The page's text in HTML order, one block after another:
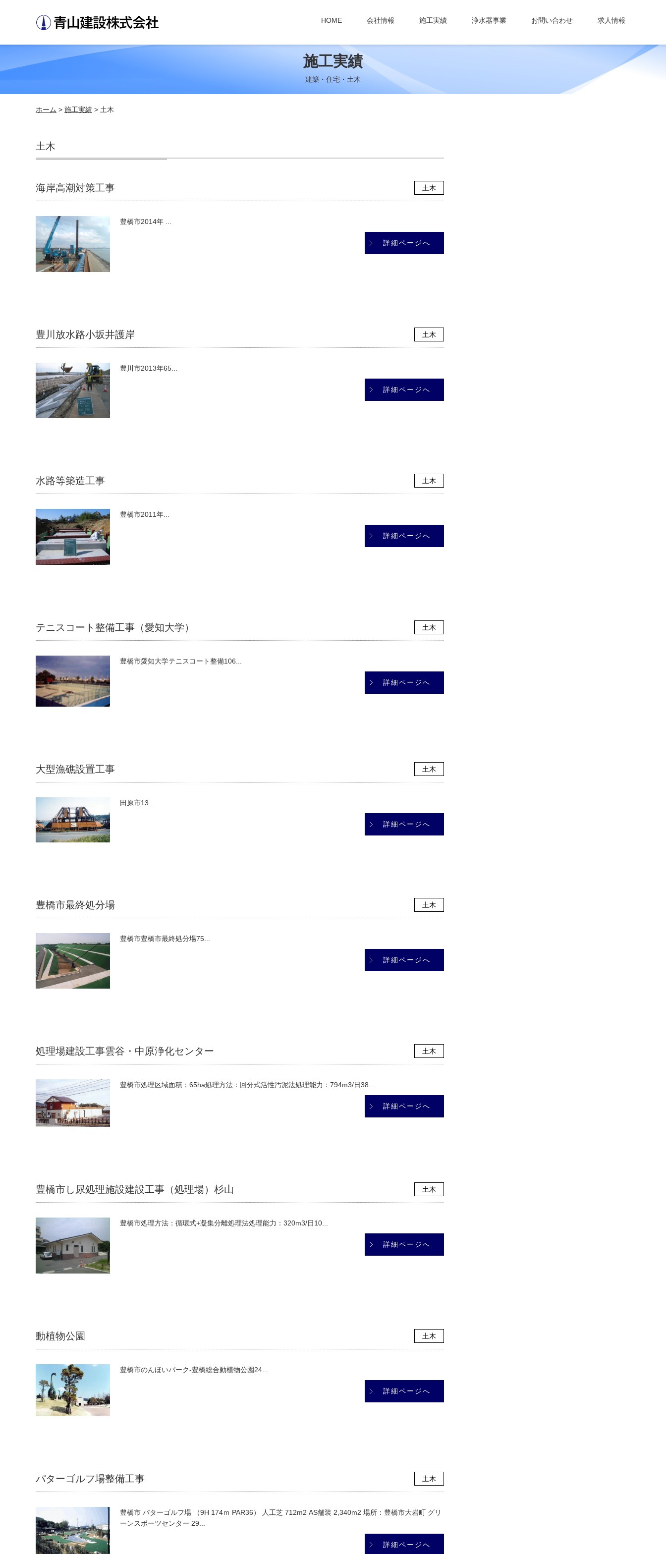
HOME 会社情報 施工実績 浄水器事業 お問い合わせ 求人情報
施工実績
建築・住宅・土木
ホーム > 施工実績 > 土木
土木
土木
海岸高潮対策工事
豊橋市2014年 ...
詳細ページへ
土木
豊川放水路小坂井護岸
豊川市2013年65...
詳細ページへ
土木
水路等築造工事
豊橋市2011年...
詳細ページへ
土木
テニスコート整備工事（愛知大学）
豊橋市愛知大学テニスコート整備106...
詳細ページへ
土木
大型漁礁設置工事
田原市13...
詳細ページへ
土木
豊橋市最終処分場
豊橋市豊橋市最終処分場75...
詳細ページへ
土木
処理場建設工事雲谷・中原浄化センター
豊橋市処理区域面積：65ha処理方法：回分式活性汚泥法処理能力：794m3/日38...
詳細ページへ
土木
豊橋市し尿処理施設建設工事（処理場）杉山
豊橋市処理方法：循環式+凝集分離処理法処理能力：320m3/日10...
詳細ページへ
土木
動植物公園
豊橋市のんほいパーク-豊橋総合動植物公園24...
詳細ページへ
土木
パターゴルフ場整備工事
豊橋市 パターゴルフ場 （9H 174ｍ PAR36） 人工芝 712m2 AS舗装 2,340m2 場所：豊橋市大岩町 グリ
ーンスポーツセンター 29...
詳細ページへ